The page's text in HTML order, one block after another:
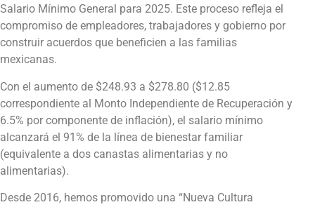
Salario Mínimo General para 2025. Este proceso refleja el
compromiso de empleadores, trabajadores y gobierno por
construir acuerdos que beneficien a las familias
mexicanas.
Con el aumento de $248.93 a $278.80 ($12.85
correspondiente al Monto Independiente de Recuperación y
6.5% por componente de inflación), el salario mínimo
alcanzará el 91% de la línea de bienestar familiar
(equivalente a dos canastas alimentarias y no
alimentarias).
Desde 2016, hemos promovido una “Nueva Cultura